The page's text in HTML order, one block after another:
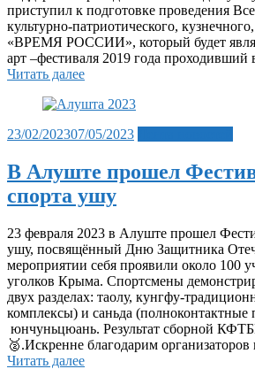
приступил к подготовке проведения
культурно-патриотического,
«ВРЕМЯ РОССИИ», который будет
арт –фестиваля 2019 года проходивший
Читать далее
Posted
23/02/202307/05/2023
В Алуште прошел
спорта ушу
23 февраля 2023 в Алуште прошел
ушу, посвящённый Дню Защитника
мероприятии себя проявили около 100
уголков Крыма. Спортсмены
двух разделах: таолу, кунгфу-
комплексы) и саньда (полноконтактные
юнчуньцюань. Результат сборной
🥈.Искренне благодарим организаторов
Читать далее